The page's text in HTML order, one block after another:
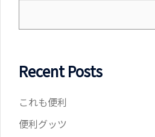
Recent Posts
これも便利
便利グッツ